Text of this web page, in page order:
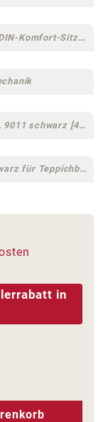
Ergonomischer DIN-Komfort-Sitz [75]
Polyamid Fußkreuz RAL 9011 schwarz [44]
DR1 Rollen schwarz für Teppichböden [10]
in